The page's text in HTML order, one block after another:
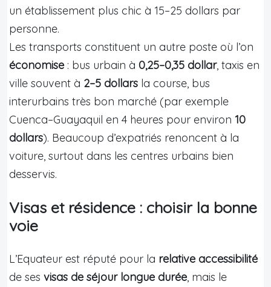
un établissement plus chic à 15–25 dollars par
personne.
Les transports constituent un autre poste où l’on
économise : bus urbain à 0,25–0,35 dollar, taxis en
ville souvent à 2–5 dollars la course, bus
interurbains très bon marché (par exemple
Cuenca–Guayaquil en 4 heures pour environ 10
dollars). Beaucoup d’expatriés renoncent à la
voiture, surtout dans les centres urbains bien
desservis.
Visas et résidence : choisir la bonne
voie
L’Equateur est réputé pour la relative accessibilité
de ses visas de séjour longue durée, mais le